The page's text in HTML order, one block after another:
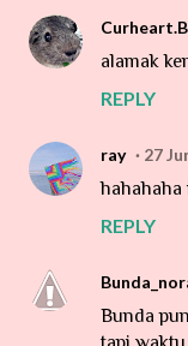
alamak
REPLY
ray 27
REPLY
Bunda